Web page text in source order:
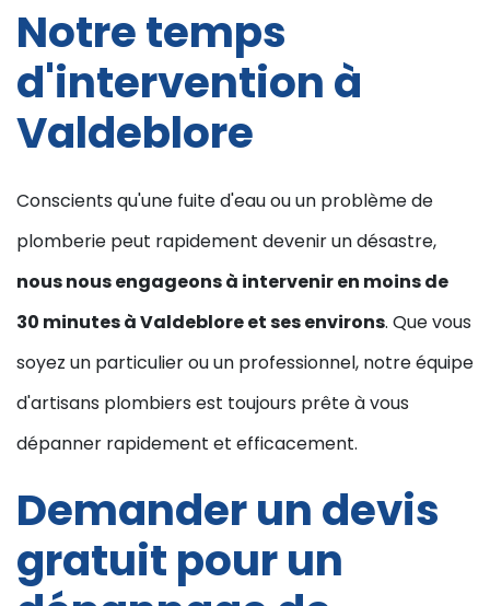
Notre temps
d'intervention à
Valdeblore
Conscients qu'une fuite d'eau ou un problème de
plomberie peut rapidement devenir un désastre,
nous nous engageons à intervenir en moins de
30 minutes à Valdeblore et ses environs. Que vous
soyez un particulier ou un professionnel, notre équipe
d'artisans plombiers est toujours prête à vous
dépanner rapidement et efficacement.
Demander un devis
gratuit pour un